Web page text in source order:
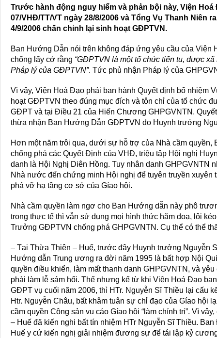
Trước hành động nguy hiểm và phản bội này, Viện
07/VHĐ/TT/VT ngày 28/8/2006 và Tổng Vụ Thanh Niên
4/9/2006 chấn chỉnh lại sinh hoạt GĐPTVN.
Ban Hướng Dẫn nói trên không đáp ứng yêu cầu của Viện
chống lấy cớ rằng “GĐPTVN là một tổ chức tiến tu, được
Pháp lý của GĐPTVN”. Tức phủ nhận Pháp lý của
Vì vậy, Viện Hoá Đạo phải ban hành Quyết định bổ nhiệm
hoạt GĐPTVN theo đúng mục đích và tôn chỉ của tổ chức
GĐPT và tại Điều 21 của Hiến Chương GHPGVNTN.
thừa nhận Ban Hướng Dẫn GĐPTVN do Huynh trưởng
Hơn một năm trôi qua, dưới sự hỗ trợ của Nhà cầm quyền,
chống phá các Quyết Định của VHĐ, triệu tập Hội nghị
danh là Hội Nghị Diên Hồng. Tuy nhân danh GHPGVNTN
Nhà nước đến chứng minh Hội nghị để tuyên truyền
phá vỡ hạ tầng cơ sở của Gíao hội.
Nhà cầm quyền làm ngơ cho Ban Hướng dẫn này phô
trong thực tế thì vẫn sử dụng mọi hình thức hăm doạ, lôi
Trưởng GĐPTVN chống phá GHPGVNTN. Cụ thể có thể
– Tại Thừa Thiên – Huế, trước đây Huynh trưởng Nguyễn
Hướng dẫn Trung ương ra đời năm 1995 là bất hợp Nội
quyền điều khiển, làm mất thanh danh GHPGVNTN, và
phải làm lễ sám hối. Thế nhưng kể từ khi Viện Hoá Đạo
GĐPT vụ cuối năm 2006, thì HTr. Nguyễn Sĩ Thiều lại cấu
Htr. Nguyễn Châu, bất khâm tuân sự chỉ đạo của Gíao hội
cầm quyền Cộng sản vu cáo Gíao hội “làm chính trị”. Vì
– Huế đã kiến nghi bất tín nhiệm HTr Nguyễn Sĩ Thiều.
Huế y cứ kiến nghị giải nhiệm đương sự để tái lập kỷ